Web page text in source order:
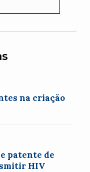
na criação
patente de
HIV